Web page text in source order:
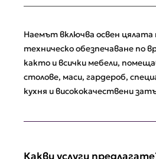
Наемът включва освен цялата
техническо обезпечаване по
както и всички мебели,
столове, маси, гардероб,
кухня и висококачествени
Какви услуги